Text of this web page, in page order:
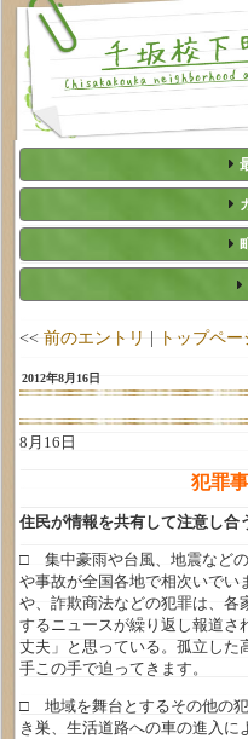
<< 前のエントリ | トップペー
2012年8月16日
8月16日
犯罪
住民が情報を共有して注意し合
□ 集中豪雨や台風、地震など
や事故が全国各地で相次いでい
や、詐欺商法などの犯罪は、各
するニュースが繰り返し報道さ
丈夫」と思っている。孤立した
手この手で迫ってきます。
□ 地域を舞台とするその他の
き巣、生活道路への車の進入に